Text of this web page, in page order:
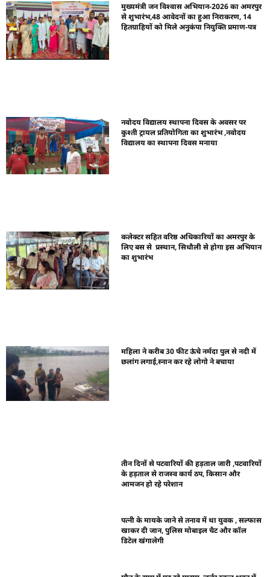
मुख्यमंत्री जन विश्वास अभियान-2026 का अमरपुर
से शुभारंभ,48 आवेदनों का हुआ निराकरण, 14
हितग्राहियों को मिले अनुकंपा नियुक्ति प्रमाण-पत्र
नवोदय विद्यालय स्थापना दिवस के अवसर पर
कुश्ती ट्रायल प्रतियोगिता का शुभारंभ ,नवोदय
विद्यालय का स्थापना दिवस मनाया
कलेक्टर सहित वरिष्ठ अधिकारियों का अमरपुर के
लिए बस से प्रस्थान, सिधौली से होगा इस अभियान
का शुभारंभ
महिला ने करीब 30 फीट ऊंचे नर्मदा पुल से नदी में
छलांग लगाई,स्नान कर रहे लोगो ने बचाया
तीन दिनों से पटवारियों की हड़ताल जारी ,पटवारियों
के हड़ताल से राजस्व कार्य ठप, किसान और
आमजन हो रहे परेशान
पत्नी के मायके जाने से तनाव में था युवक , सल्फास
खाकर दी जान, पुलिस मोबाइल चैट और कॉल
डिटेल खंगालेगी